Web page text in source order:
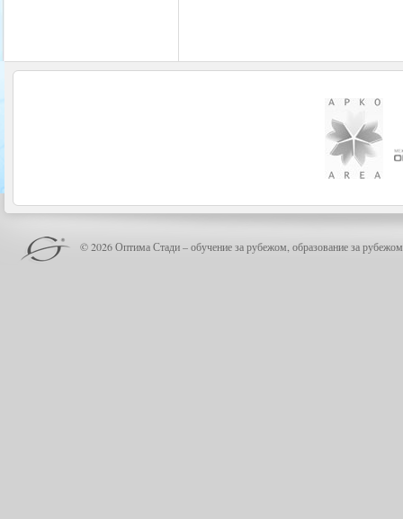
© 2026 Оптима Стади – обучение за рубежом, образование за